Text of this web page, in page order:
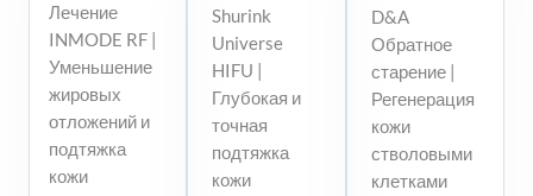
Лечение
INMODE RF |
Уменьшение
жировых
отложений и
подтяжка
кожи
Shurink
Universe
HIFU |
Глубокая и
точная
подтяжка
кожи
D&A
Обратное
старение |
Регенерация
кожи
стволовыми
клетками